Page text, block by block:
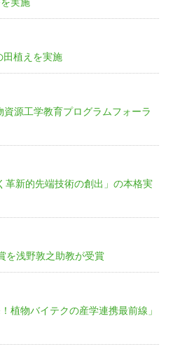
田植えを実施
源工学教育プログラムフォーラ
革新的先端技術の創出」の本格実
を浅野敦之助教が受賞
植物バイテクの産学連携最前線」